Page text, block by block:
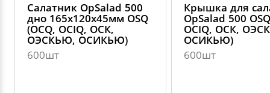
Салатник OpSalad 500
дно 165х120х45мм OSQ
(OCQ, OCIQ, ОСК,
ОЭСКЬЮ, ОСИКЬЮ)
600шт
Крышка для
OpSalad 500
OCIQ, ОСК,
ОСИКЬЮ)
600шт